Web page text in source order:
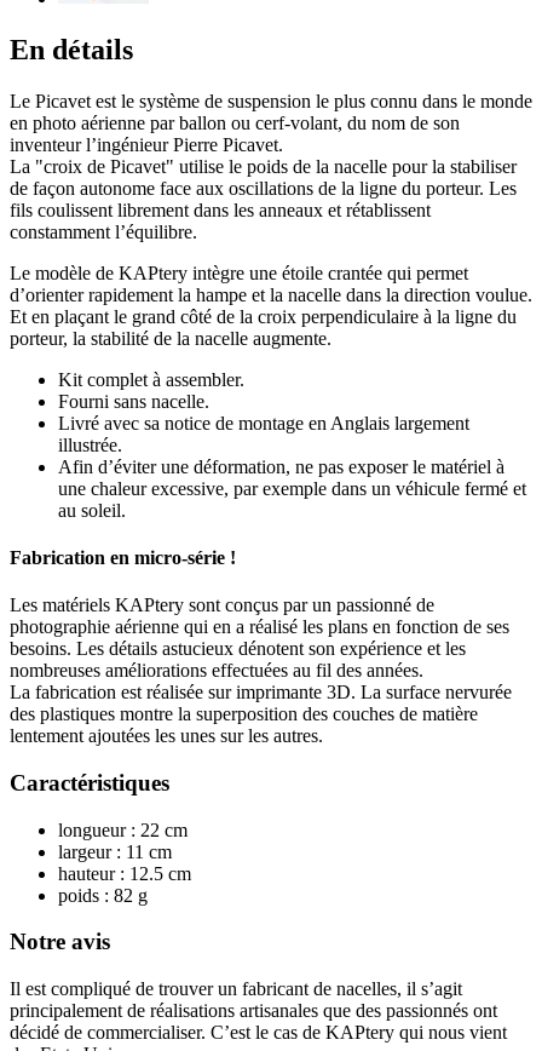
En détails
Le Picavet est le système de suspension le plus connu dans le monde
en photo aérienne par ballon ou cerf-volant, du nom de son
inventeur l’ingénieur Pierre Picavet.
La "croix de Picavet" utilise le poids de la nacelle pour la stabiliser
de façon autonome face aux oscillations de la ligne du porteur. Les
fils coulissent librement dans les anneaux et rétablissent
constamment l’équilibre.
Le modèle de KAPtery intègre une étoile crantée qui permet
d’orienter rapidement la hampe et la nacelle dans la direction voulue.
Et en plaçant le grand côté de la croix perpendiculaire à la ligne du
porteur, la stabilité de la nacelle augmente.
Kit complet à assembler.
Fourni sans nacelle.
Livré avec sa notice de montage en Anglais largement
illustrée.
Afin d’éviter une déformation, ne pas exposer le matériel à
une chaleur excessive, par exemple dans un véhicule fermé et
au soleil.
Fabrication en micro-série !
Les matériels KAPtery sont conçus par un passionné de
photographie aérienne qui en a réalisé les plans en fonction de ses
besoins. Les détails astucieux dénotent son expérience et les
nombreuses améliorations effectuées au fil des années.
La fabrication est réalisée sur imprimante 3D. La surface nervurée
des plastiques montre la superposition des couches de matière
lentement ajoutées les unes sur les autres.
Caractéristiques
longueur : 22 cm
largeur : 11 cm
hauteur : 12.5 cm
poids : 82 g
Notre avis
Il est compliqué de trouver un fabricant de nacelles, il s’agit
principalement de réalisations artisanales que des passionnés ont
décidé de commercialiser. C’est le cas de KAPtery qui nous vient